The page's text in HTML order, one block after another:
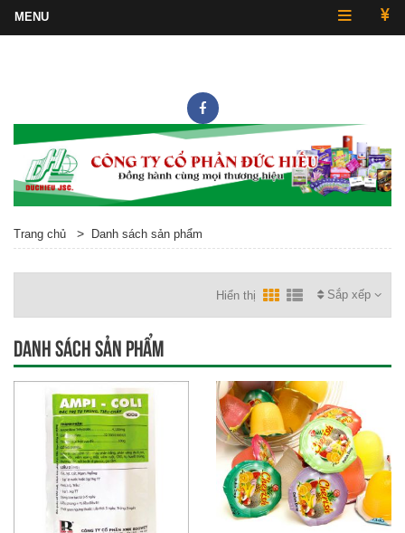
Trang chủ > Danh sách sản phẩm
Sắp xếp
Hiển thị
Danh sách sản phẩm